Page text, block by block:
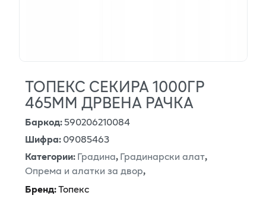
ТОПЕКС СЕКИРА 1000ГР
465ММ ДРВЕНА РАЧКА
Баркод:590206210084
Шифра:09085463
Категории:Градина,Градинарски алат,
Опрема и алатки за двор,
Бренд:Топекс